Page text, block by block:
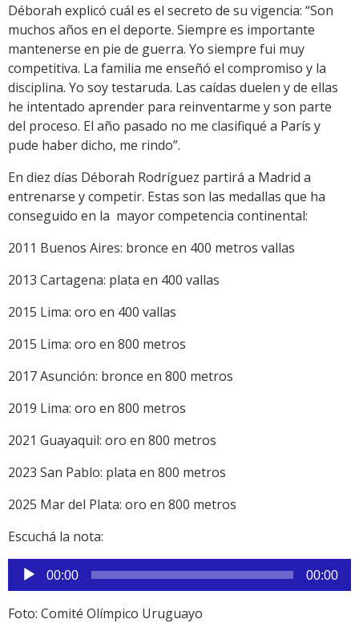
Déborah explicó cuál es el secreto de su vigencia: “Son
muchos años en el deporte. Siempre es importante
mantenerse en pie de guerra. Yo siempre fui muy
competitiva. La familia me enseñó el compromiso y la
disciplina. Yo soy testaruda. Las caídas duelen y de ellas
he intentado aprender para reinventarme y son parte
del proceso. El año pasado no me clasifiqué a París y
pude haber dicho, me rindo”.
En diez días Déborah Rodríguez partirá a Madrid a
entrenarse y competir. Estas son las medallas que ha
conseguido en la mayor competencia continental:
2011 Buenos Aires: bronce en 400 metros vallas
2013 Cartagena: plata en 400 vallas
2015 Lima: oro en 400 vallas
2015 Lima: oro en 800 metros
2017 Asunción: bronce en 800 metros
2019 Lima: oro en 800 metros
2021 Guayaquil: oro en 800 metros
2023 San Pablo: plata en 800 metros
2025 Mar del Plata: oro en 800 metros
Escuchá la nota:
Reproductor
de
audio
00:00 00:00
Foto: Comité Olímpico Uruguayo